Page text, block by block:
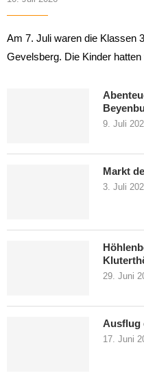
Am 7. Juli waren die Klassen
Gevelsberg. Die Kinder
9. Juli
Markt
3. Juli
29. Juni
Ausflug
17. Juni